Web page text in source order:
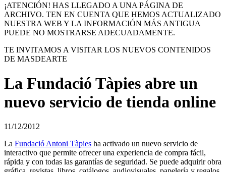
¡ATENCIÓN! HAS LLEGADO A UNA PÁGINA DE
ARCHIVO. TEN EN CUENTA QUE HEMOS ACTUALIZADO
NUESTRA WEB Y LA INFORMACIÓN MÁS ANTIGUA
PUEDE NO MOSTRARSE ADECUADAMENTE.
TE INVITAMOS A VISITAR LOS NUEVOS CONTENIDOS
DE MASDEARTE
La Fundació Tàpies abre un
nuevo servicio de tienda online
11/12/2012
La Fundació Antoni Tàpies ha activado un nuevo servicio de
interactivo que permite ofrecer una experiencia de compra fácil,
rápida y con todas las garantías de seguridad. Se puede adquirir obra